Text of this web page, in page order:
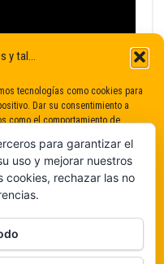
y tal...
tecnologías como cookies para
Dar su consentimiento a
como el comportamiento de
determinadas características y
para garantizar el
uso y mejorar nuestros
cookies, rechazar las no